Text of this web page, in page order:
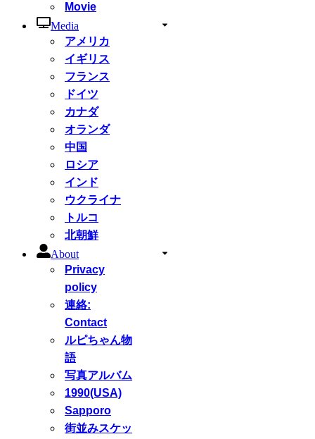
Movie
Media
アメリカ
イギリス
フランス
ドイツ
カナダ
オランダ
中国
ロシア
インド
ウクライナ
トルコ
北朝鮮
About
Privacy
policy
連絡:
Contact
ルピちゃん物
語
写真アルバム
1990(USA)
Sapporo
街並みスケッ